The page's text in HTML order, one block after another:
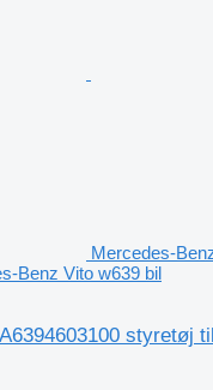
Mercedes-
Benz Vito w639 bil
styretøj